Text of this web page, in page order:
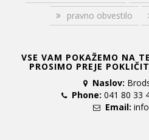
pravno obvestilo
VSE VAM POKAŽEMO NA
PROSIMO PREJE
Naslov:
Phone: 041 80 33
Email: